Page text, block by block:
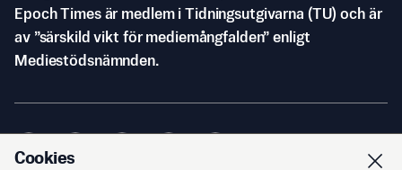
Epoch Times är medlem i Tidningsutgivarna (TU) och är
av ”särskild vikt för mediemångfalden” enligt
Mediestödsnämnden.
Cookies